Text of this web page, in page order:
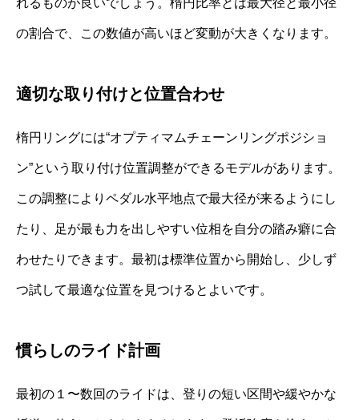
れるものが良いでしょう。楕円比率とは最大径と最小径
の割合で、この数値が高いほど変動が大きくなります。
適切な取り付けと位置合わせ
楕円リングには“オプティマムチェーンリングポジショ
ン”という取り付け位置調整ができるモデルがあります。
この調整によりペダル水平地点で最大径が来るようにし
たり、足が最も力を出しやすい位相を自分の踏み癖に合
わせたりできます。最初は標準位置から開始し、少しず
つ試して最適な位置を見つけるとよいです。
慣らしのライド計画
最初の１〜数回のライドは、登りの短い区間や緩やかな